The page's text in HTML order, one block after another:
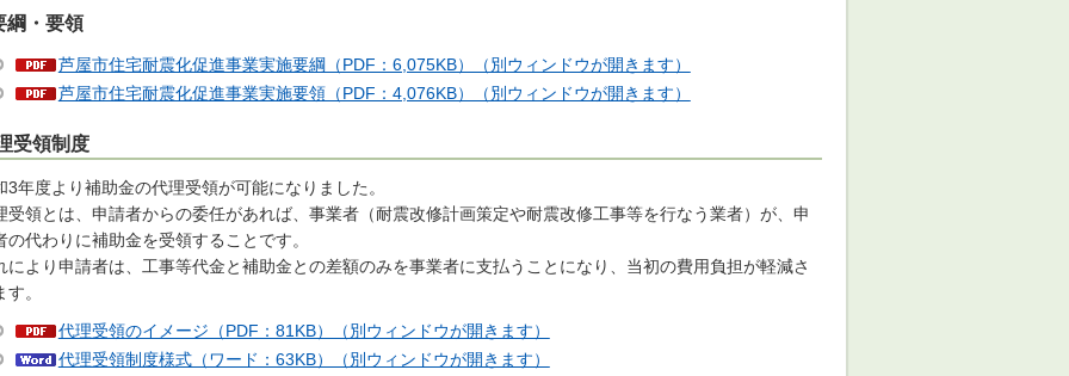
綱・要領
芦屋市住宅耐震化促進事業実施要綱（PDF：6,075KB）（別ウィンドウが開きます）
芦屋市住宅耐震化促進事業実施要領（PDF：4,076KB）（別ウィンドウが開きます）
受領制度
3年度より補助金の代理受領が可能になりました。
受領とは、申請者からの委任があれば、事業者（耐震改修計画策定や耐震改修工事等を行なう業者）が、申
の代わりに補助金を受領することです。
により申請者は、工事等代金と補助金との差額のみを事業者に支払うことになり、当初の費用負担が軽減さ
す。
代理受領のイメージ（PDF：81KB）（別ウィンドウが開きます）
代理受領制度様式（ワード：63KB）（別ウィンドウが開きます）